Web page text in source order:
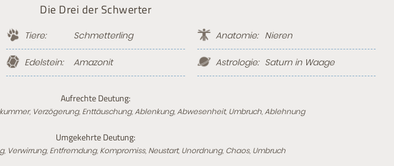
Die Drei der Schwerter
Tiere: Schmetterling
Edelstein: Amazonit
Anatomie: Nieren
Astrologie: Saturn in Waage
Aufrechte Deutung:
Verzögerung, Enttäuschung, Ablenkung, Abwesenheit, Umbruch, Ablehnung
Umgekehrte Deutung:
Verwirrung, Entfremdung, Kompromiss, Neustart, Unordnung, Chaos, Umbruch